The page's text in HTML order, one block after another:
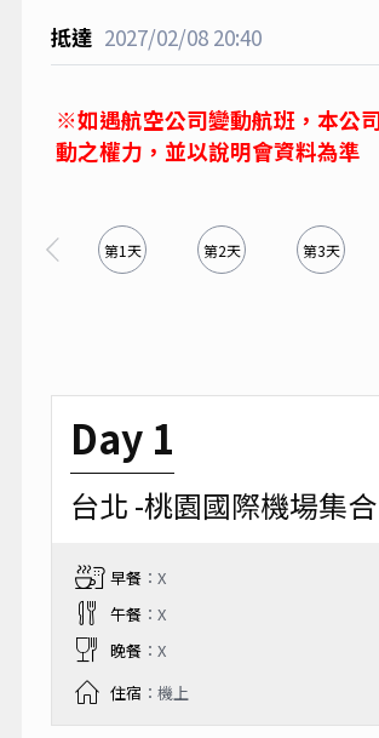
2027/02/0820:40
※如遇航空公司變動航班，本公
動之權力，並以說明會資料為準
第1天 第2天 第3天
Day 1
台北 -桃園國際機場集合
早餐：X
午餐：X
晚餐：X
住宿 ：機上